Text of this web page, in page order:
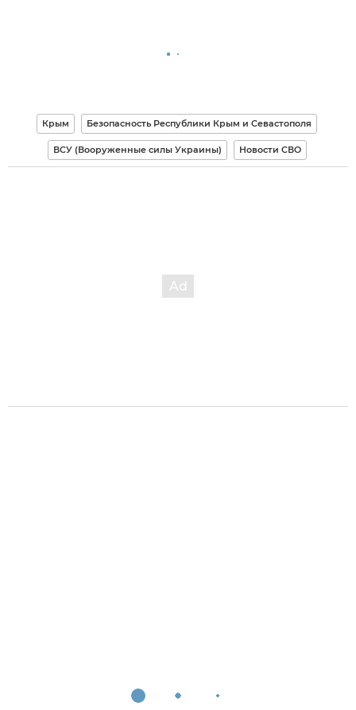
Крым Безопасность Республики Крым и Севастополя
ВСУ (Вооруженные силы Украины) Новости СВО